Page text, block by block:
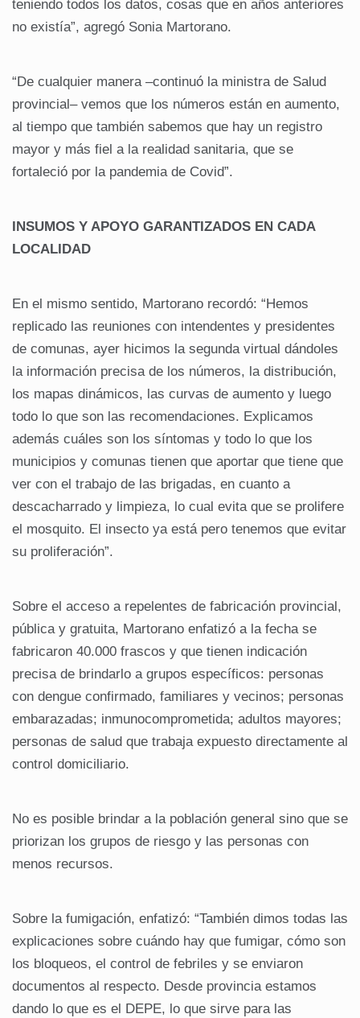
teniendo todos los datos, cosas que en años anteriores
no existía”, agregó Sonia Martorano.
“De cualquier manera –continuó la ministra de Salud
provincial– vemos que los números están en aumento,
al tiempo que también sabemos que hay un registro
mayor y más fiel a la realidad sanitaria, que se
fortaleció por la pandemia de Covid”.
INSUMOS Y APOYO GARANTIZADOS EN CADA
LOCALIDAD
En el mismo sentido, Martorano recordó: “Hemos
replicado las reuniones con intendentes y presidentes
de comunas, ayer hicimos la segunda virtual dándoles
la información precisa de los números, la distribución,
los mapas dinámicos, las curvas de aumento y luego
todo lo que son las recomendaciones. Explicamos
además cuáles son los síntomas y todo lo que los
municipios y comunas tienen que aportar que tiene que
ver con el trabajo de las brigadas, en cuanto a
descacharrado y limpieza, lo cual evita que se prolifere
el mosquito. El insecto ya está pero tenemos que evitar
su proliferación”.
Sobre el acceso a repelentes de fabricación provincial,
pública y gratuita, Martorano enfatizó a la fecha se
fabricaron 40.000 frascos y que tienen indicación
precisa de brindarlo a grupos específicos: personas
con dengue confirmado, familiares y vecinos; personas
embarazadas; inmunocomprometida; adultos mayores;
personas de salud que trabaja expuesto directamente al
control domiciliario.
No es posible brindar a la población general sino que se
priorizan los grupos de riesgo y las personas con
menos recursos.
Sobre la fumigación, enfatizó: “También dimos todas las
explicaciones sobre cuándo hay que fumigar, cómo son
los bloqueos, el control de febriles y se enviaron
documentos al respecto. Desde provincia estamos
dando lo que es el DEPE, lo que sirve para las